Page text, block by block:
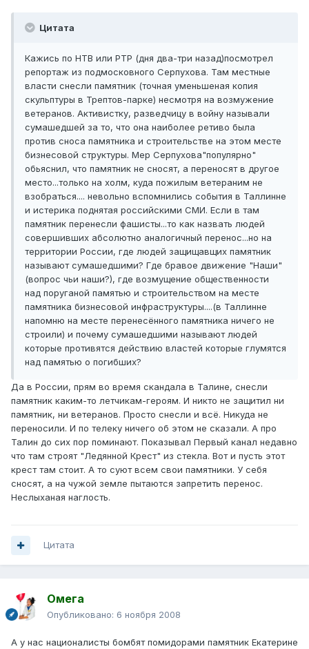
Цитата
Кажись по НТВ или РТР (дня два-три назад)посмотрел
репортаж из подмосковного Серпухова. Там местные
власти снесли памятник (точная уменьшеная копия
скульптуры в Трептов-парке) несмотря на возмужение
ветеранов. Активистку, разведчицу в войну называли
сумашедшей за то, что она наиболее ретиво была
против сноса памятника и строительстве на этом месте
бизнесовой структуры. Мер Серпухова"популярно"
обьяснил, что памятник не сносят, а переносят в другое
место...только на холм, куда пожилым ветераним не
взобраться.... невольно вспомнились события в Таллинне
и истерика поднятая российскими СМИ. Если в там
памятник перенесли фашисты...то как назвать людей
совершивших абсолютно аналогичный перенос...но на
территории России, где людей защищавщих памятник
называют сумашедшими? Где бравое движение "Наши"
(вопрос чьи наши?), где возмущение общественности
над поруганой памятью и строительством на месте
памятника бизнесовой инфраструктуры....(в Таллинне
напомню на месте перенесённого памятника ничего не
строили) и почему сумашедшими называют людей
которые противятся действию властей которые глумятся
над памятью о погибших?
Да в России, прям во время скандала в Талине, снесли
памятник каким-то летчикам-героям. И никто не защитил ни
памятник, ни ветеранов. Просто снесли и всё. Никуда не
переносили. И по телеку ничего об этом не сказали. А про
Талин до сих пор поминают. Показывал Первый канал недавно
что там строят "Ледянной Крест" из стекла. Вот и пусть этот
крест там стоит. А то суют всем свои памятники. У себя
сносят, а на чужой земле пытаются запретить перенос.
Неслыханая наглость.
Цитата
Омега
Опубликовано: 6 ноября 2008
А у нас националисты бомбят помидорами памятник Екатерине